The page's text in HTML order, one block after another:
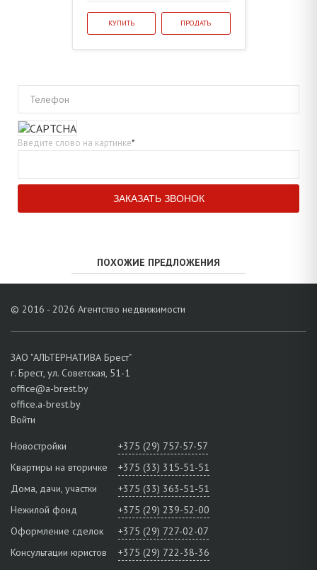
КУПИТЬ ПРОДАТЬ
Телефон
Введите слово на картинке*
ПОХОЖИЕ ПРЕДЛОЖЕНИЯ
© 2016 - 2026 Агентство недвижимости
ЗАО "АЛЬТЕРНАТИВА Брест"
г. Брест, ул. Советская, 51-1
office@a-brest.by
office.a-brest.by
Войти
Новостройки
+375 (29) 757-57-57
Квартиры на вторичке
+375 (33) 315-51-51
Дома, дачи, участки
+375 (33) 363-51-51
Нежилой фонд
+375 (29) 239-52-00
Оформление сделок
+375 (29) 727-02-07
Консультации юристов
+375 (29) 722-38-36